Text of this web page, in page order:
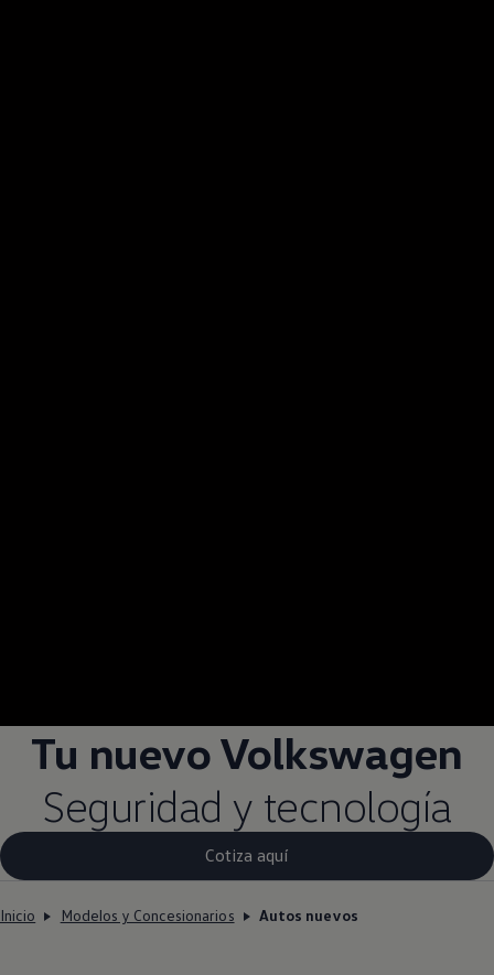
Tu nuevoVolkswagen
Seguridad y tecnología
Cotiza aquí
Inicio Modelos y Concesionarios Autos nuevos